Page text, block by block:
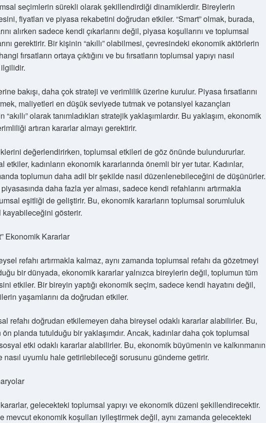
seçimlerin sürekli olarak şekillendirdiği dinamiklerdir. Bireylerin
fiyatları ve piyasa rekabetini doğrudan etkiler. “Smart” olmak, burada,
alırken sadece kendi çıkarlarını değil, piyasa koşullarını ve toplumsal
gerektirir. Bir kişinin “akıllı” olabilmesi, çevresindeki ekonomik aktörlerin
fırsatların ortaya çıktığını ve bu fırsatların toplumsal yapıyı nasıl
bakışı, daha çok strateji ve verimlilik üzerine kurulur. Piyasa fırsatlarını
maliyetleri en düşük seviyede tutmak ve potansiyel kazançları
olarak tanımladıkları stratejik yaklaşımlardır. Bu yaklaşım, ekonomik
artıran kararlar almayı gerektirir.
değerlendirirken, toplumsal etkileri de göz önünde bulundururlar.
etkiler, kadınların ekonomik kararlarında önemli bir yer tutar. Kadınlar,
toplumun daha adil bir şekilde nasıl düzenlenebileceğini de düşünürler.
daha fazla yer alması, sadece kendi refahlarını artırmakla
eşitliği de geliştirir. Bu, ekonomik kararların toplumsal sorumluluk
kayabileceğini gösterir.
Ekonomik Kararlar
refahı artırmakla kalmaz, aynı zamanda toplumsal refahı da gözetmeyi
bir dünyada, ekonomik kararlar yalnızca bireylerin değil, toplumun tüm
etkiler. Bir bireyin yaptığı ekonomik seçim, sadece kendi hayatını değil,
yaşamlarını da doğrudan etkiler.
refahı doğrudan etkilemeyen daha bireysel odaklı kararlar alabilirler. Bu,
ön planda tutulduğu bir yaklaşımdır. Ancak, kadınlar daha çok toplumsal
etki odaklı kararlar alabilirler. Bu, ekonomik büyümenin ve kalkınmanın
uyumlu hale getirilebileceği sorusunu gündeme getirir.
kararlar, gelecekteki toplumsal yapıyı ve ekonomik düzeni şekillendirecektir.
mevcut ekonomik koşulları iyileştirmek değil, aynı zamanda gelecekteki